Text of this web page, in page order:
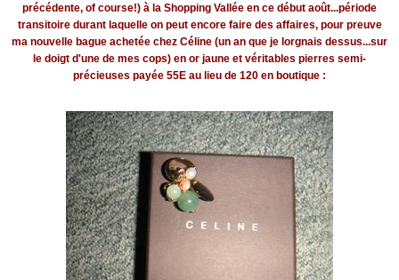
précédente, of course!) à la Shopping Vallée en ce début août...période
transitoire durant laquelle on peut encore faire des affaires, pour preuve
ma nouvelle bague achetée chez Céline (un an que je lorgnais dessus...sur
le doigt d'une de mes cops) en or jaune et véritables pierres semi-
précieuses payée 55E au lieu de 120 en boutique :